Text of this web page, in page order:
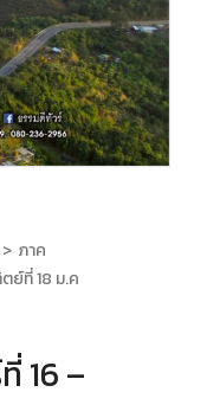
> ภาค
ย์ที่ 18 ม.ค
16 –